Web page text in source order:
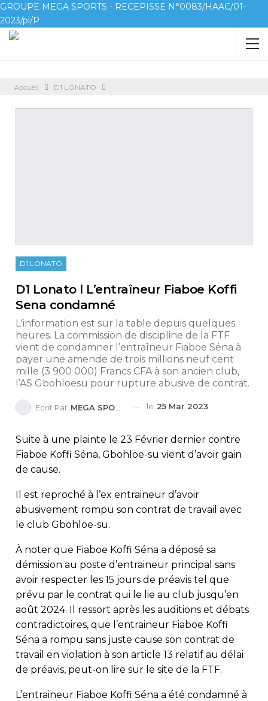
GROUPE MEGA SPORTS - RECEPISSE N°0083/HAAC/01-
2023/pl/P
Accueil D1 LONATO
D1 LONATO
D1 Lonato l L’entraîneur Fiaboe Koffi
Sena condamné
L'information est sur la table depuis quelques
heures. La commission de discipline de la FTF
vient de condamner l’entraîneur Fiaboe Séna à
payer une amende de trois millions neuf cent
mille (3 900 000) Francs CFA à son ancien club,
l’AS Gbohloesu pour rupture abusive de contrat.
Ecrit Par MEGA SPORTS le 25 Mar 2023
Suite à une plainte le 23 Février dernier contre
Fiaboe Koffi Séna, Gbohloe-su vient d’avoir gain
de cause.
Il est reproché à l’ex entraineur d’avoir
abusivement rompu son contrat de travail avec
le club Gbohloe-su.
À noter que Fiaboe Koffi Séna a déposé sa
démission au poste d’entraineur principal sans
avoir respecter les 15 jours de préavis tel que
prévu par le contrat qui le lie au club jusqu’en
août 2024. Il ressort après les auditions et débats
contradictoires, que l’entraineur Fiaboe Koffi
Séna a rompu sans juste cause son contrat de
travail en violation à son article 13 relatif au délai
de préavis, peut-on lire sur le site de la FTF.
L’entraineur Fiaboe Koffi Séna a été condamné à